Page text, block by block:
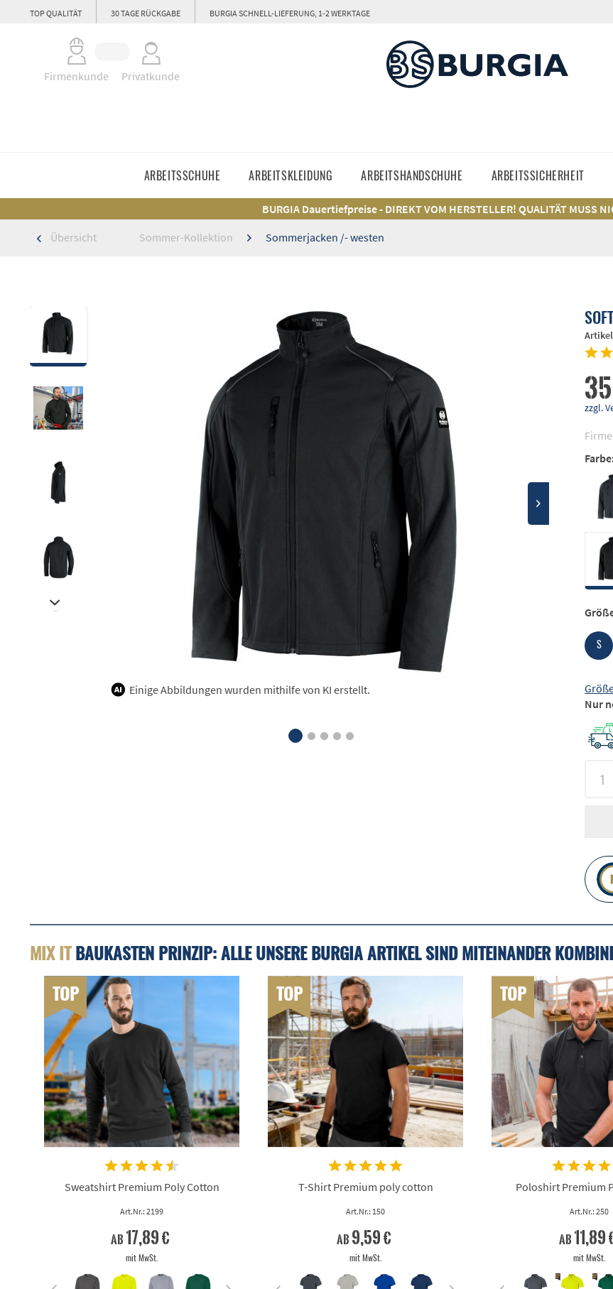
TOP QUALITÄT 30 TAGE RÜCKGABE BURGIA SCHNELL-LIEFERUNG, 1-2 WERKTAGE
Firmenkunde Privatkunde
ARBEITSSCHUHE ARBEITSKLEIDUNG ARBEITSHANDSCHUHE ARBEITSSICHERHEIT
BURGIA Dauertiefpreise - DIREKT VOM HERSTELLER! QUALITÄT MUSS
Übersicht
Sommer-Kollektion Sommerjacken /- westen
Einige Abbildungen wurden mithilfe von KI erstellt.
zzgl.
S
Nur
MIX ITBAUKASTEN PRINZIP: ALLE UNSERE BURGIA ARTIKEL SIND MITEINANDER
TOP
Sweatshirt Premium Poly Cotton
Art.Nr.: 2199
ab 17,89 €
mit MwSt.
TOP
T-Shirt Premium poly cotton
Art.Nr.: 150
ab 9,59 €
mit MwSt.
TOP
Poloshirt Premium
Art.Nr.: 250
ab 11,89
mit MwSt.